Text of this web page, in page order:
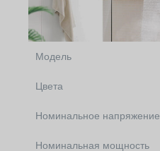
Модель
Цвета
Номинальное напряжение
Номинальная мощность